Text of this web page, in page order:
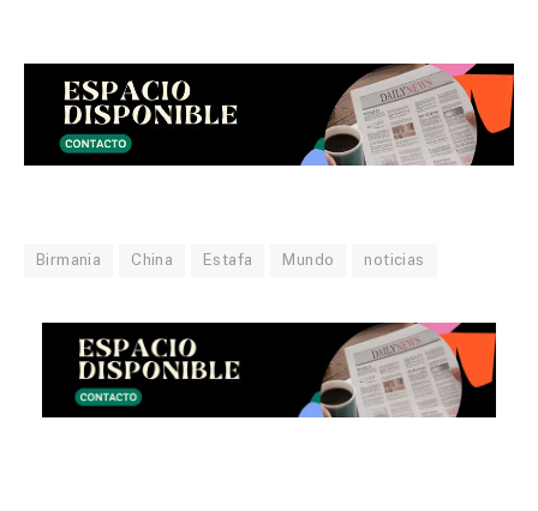
Birmania China Estafa Mundo noticias